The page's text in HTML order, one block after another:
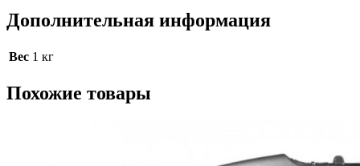
Дополнительная информация
Вес 1 кг
Похожие товары